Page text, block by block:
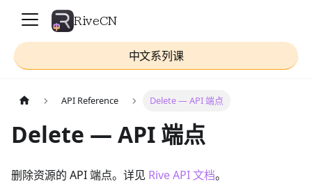
RiveCN
中文系列课
API Reference Delete — API 端点
Delete — API 端点
删除资源的 API 端点。详见 Rive API 文档。